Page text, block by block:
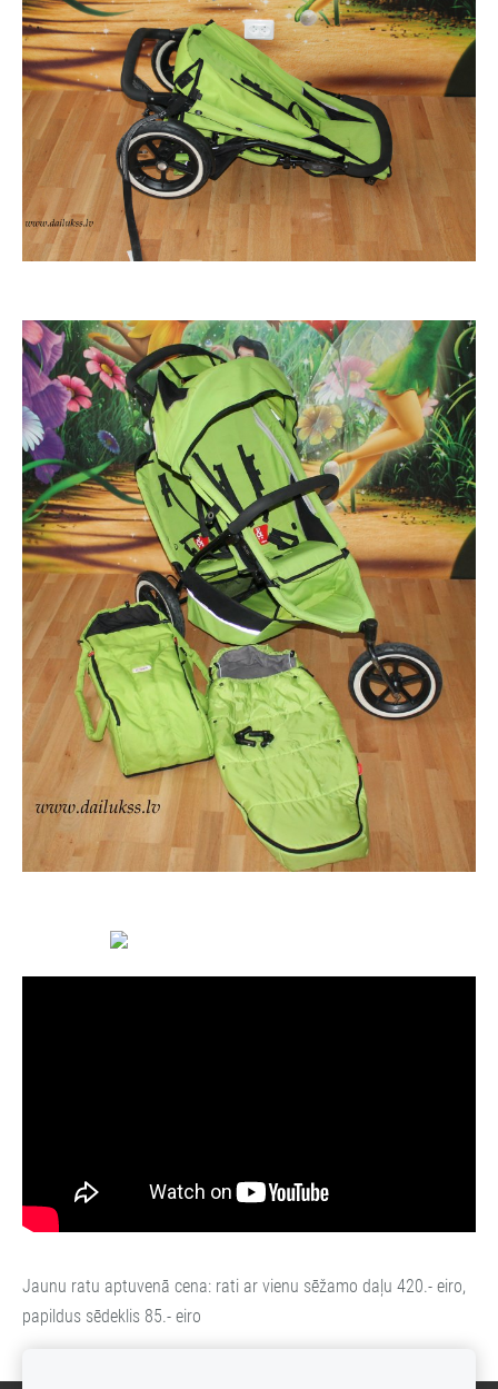
Jaunu ratu aptuvenā cena: rati ar vienu sēžamo daļu 420.- eiro,
papildus sēdeklis 85.- eiro